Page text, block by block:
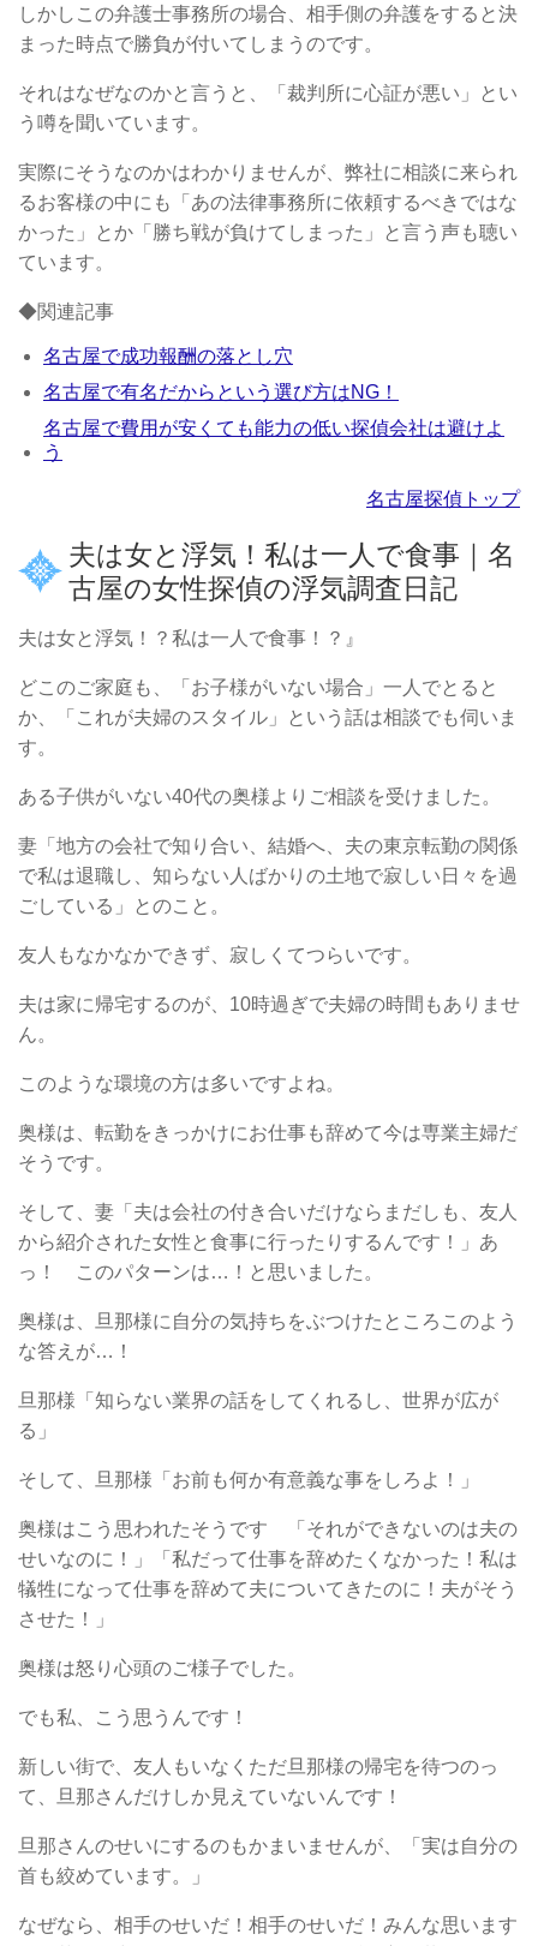
しかしこの弁護士事務所の場合、相手側の弁護をすると決
まった時点で勝負が付いてしまうのです。
それはなぜなのかと言うと、「裁判所に心証が悪い」とい
う噂を聞いています。
実際にそうなのかはわかりませんが、弊社に相談に来られ
るお客様の中にも「あの法律事務所に依頼するべきではな
かった」とか「勝ち戦が負けてしまった」と言う声も聴い
ています。
◆関連記事
名古屋で成功報酬の落とし穴
名古屋で有名だからという選び方はNG！
名古屋で費用が安くても能力の低い探偵会社は避けよ
う
名古屋探偵トップ
夫は女と浮気！私は一人で食事｜名
古屋の女性探偵の浮気調査日記
夫は女と浮気！？私は一人で食事！？』
どこのご家庭も、「お子様がいない場合」一人でとると
か、「これが夫婦のスタイル」という話は相談でも伺いま
す。
ある子供がいない40代の奥様よりご相談を受けました。
妻「地方の会社で知り合い、結婚へ、夫の東京転勤の関係
で私は退職し、知らない人ばかりの土地で寂しい日々を過
ごしている」とのこと。
友人もなかなかできず、寂しくてつらいです。
夫は家に帰宅するのが、10時過ぎで夫婦の時間もありませ
ん。
このような環境の方は多いですよね。
奥様は、転勤をきっかけにお仕事も辞めて今は専業主婦だ
そうです。
そして、妻「夫は会社の付き合いだけならまだしも、友人
から紹介された女性と食事に行ったりするんです！」あ
っ！ このパターンは…！と思いました。
奥様は、旦那様に自分の気持ちをぶつけたところこのよう
な答えが…！
旦那様「知らない業界の話をしてくれるし、世界が広が
る」
そして、旦那様「お前も何か有意義な事をしろよ！」
奥様はこう思われたそうです 「それができないのは夫の
せいなのに！」「私だって仕事を辞めたくなかった！私は
犠牲になって仕事を辞めて夫についてきたのに！夫がそう
させた！」
奥様は怒り心頭のご様子でした。
でも私、こう思うんです！
新しい街で、友人もいなくただ旦那様の帰宅を待つのっ
て、旦那さんだけしか見えていないんです！
旦那さんのせいにするのもかまいませんが、「実は自分の
首も絞めています。」
なぜなら、相手のせいだ！相手のせいだ！みんな思います